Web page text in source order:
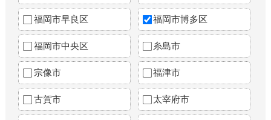
福岡市早良区 福岡市博多区
福岡市中央区 糸島市
宗像市 福津市
古賀市 太宰府市